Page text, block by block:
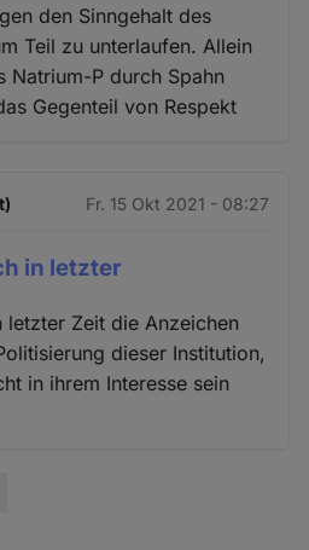
den Sinngehalt des
Teil zu unterlaufen. Allein
Natrium-P durch Spahn
Gegenteil von Respekt
Fr. 15 Okt 2021 - 08:27
in letzter
letzter Zeit die Anzeichen
dieser Institution,
in ihrem Interesse sein